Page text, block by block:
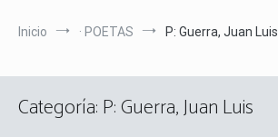
Inicio · POETAS P: Guerra, Juan Luis
Categoría:P: Guerra, Juan Luis